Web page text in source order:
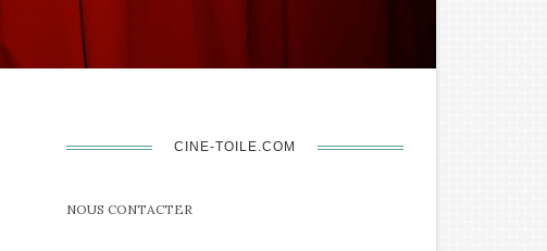
CINE-TOILE.COM
NOUS CONTACTER